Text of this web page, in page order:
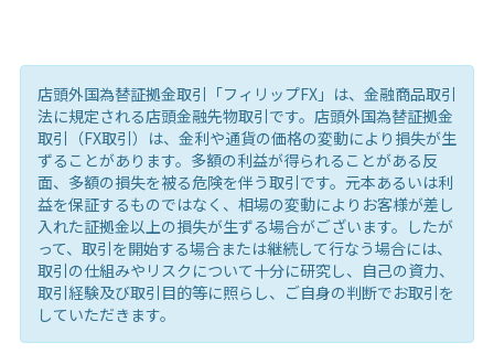
店頭外国為替証拠金取引「フィリップFX」は、金融商品取引
法に規定される店頭金融先物取引です。店頭外国為替証拠金
取引（FX取引）は、金利や通貨の価格の変動により損失が生
ずることがあります。多額の利益が得られることがある反
面、多額の損失を被る危険を伴う取引です。元本あるいは利
益を保証するものではなく、相場の変動によりお客様が差し
入れた証拠金以上の損失が生ずる場合がございます。したが
って、取引を開始する場合または継続して行なう場合には、
取引の仕組みやリスクについて十分に研究し、自己の資力、
取引経験及び取引目的等に照らし、ご自身の判断でお取引を
していただきます。